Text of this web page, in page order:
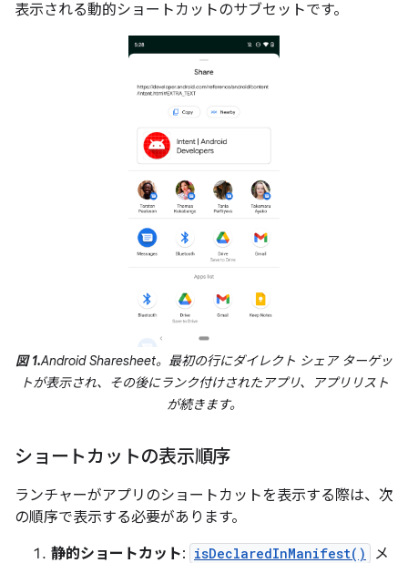
表示される動的ショートカットのサブセットです。
図 1.Android Sharesheet。最初の行にダイレクト シェア ターゲッ
トが表示され、その後にランク付けされたアプリ、アプリリスト
が続きます。
ショートカットの表示順序
ランチャーがアプリのショートカットを表示する際は、次
の順序で表示する必要があります。
静的ショートカット: isDeclaredInManifest() メ